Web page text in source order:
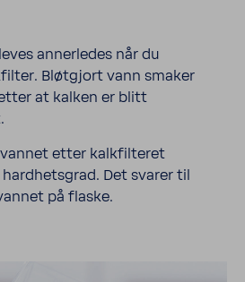
annerledes når du
Bløtgjort vann smaker
at kalken er blitt
etter kalkfilteret
Det svarer til
på flaske.